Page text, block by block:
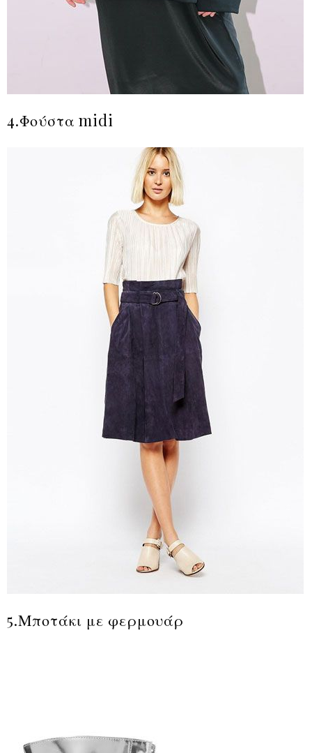
4.Φούστα midi
5.Μποτάκι με φερμουάρ